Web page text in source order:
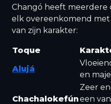
Changó heeft meerdere
elk overeenkomend
van zijn karakter:
Toque
Alujá
en
Chachalokefún
Zeer
een